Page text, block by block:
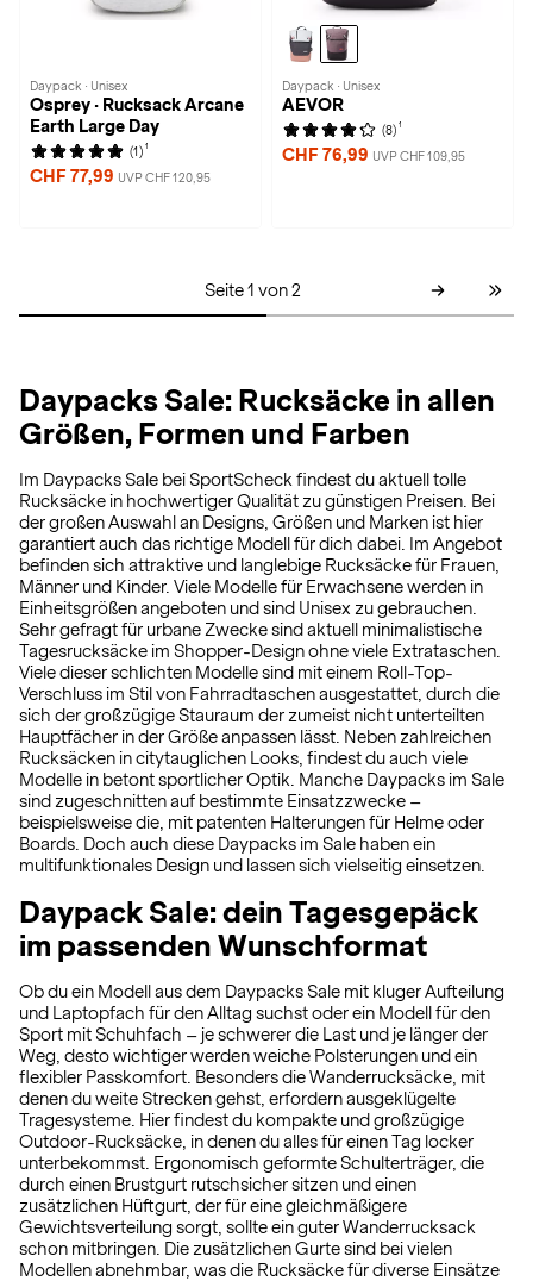
Daypack · Unisex
Osprey · Rucksack Arcane
Earth Large Day
(1) 1
CHF 77,99 UVP CHF 120,95
Daypack · Unisex
AEVOR
(8) 1
CHF 76,99 UVP CHF 109,95
Seite 1 von 2
Daypacks Sale: Rucksäcke in allen
Größen, Formen und Farben
Im Daypacks Sale bei SportScheck findest du aktuell tolle
Rucksäcke in hochwertiger Qualität zu günstigen Preisen. Bei
der großen Auswahl an Designs, Größen und Marken ist hier
garantiert auch das richtige Modell für dich dabei. Im Angebot
befinden sich attraktive und langlebige Rucksäcke für Frauen,
Männer und Kinder. Viele Modelle für Erwachsene werden in
Einheitsgrößen angeboten und sind Unisex zu gebrauchen.
Sehr gefragt für urbane Zwecke sind aktuell minimalistische
Tagesrucksäcke im Shopper-Design ohne viele Extrataschen.
Viele dieser schlichten Modelle sind mit einem Roll-Top-
Verschluss im Stil von Fahrradtaschen ausgestattet, durch die
sich der großzügige Stauraum der zumeist nicht unterteilten
Hauptfächer in der Größe anpassen lässt. Neben zahlreichen
Rucksäcken in citytauglichen Looks, findest du auch viele
Modelle in betont sportlicher Optik. Manche Daypacks im Sale
sind zugeschnitten auf bestimmte Einsatzzwecke –
beispielsweise die, mit patenten Halterungen für Helme oder
Boards. Doch auch diese Daypacks im Sale haben ein
multifunktionales Design und lassen sich vielseitig einsetzen.
Daypack Sale: dein Tagesgepäck
im passenden Wunschformat
Ob du ein Modell aus dem Daypacks Sale mit kluger Aufteilung
und Laptopfach für den Alltag suchst oder ein Modell für den
Sport mit Schuhfach – je schwerer die Last und je länger der
Weg, desto wichtiger werden weiche Polsterungen und ein
flexibler Passkomfort. Besonders die Wanderrucksäcke, mit
denen du weite Strecken gehst, erfordern ausgeklügelte
Tragesysteme. Hier findest du kompakte und großzügige
Outdoor-Rucksäcke, in denen du alles für einen Tag locker
unterbekommst. Ergonomisch geformte Schulterträger, die
durch einen Brustgurt rutschsicher sitzen und einen
zusätzlichen Hüftgurt, der für eine gleichmäßigere
Gewichtsverteilung sorgt, sollte ein guter Wanderrucksack
schon mitbringen. Die zusätzlichen Gurte sind bei vielen
Modellen abnehmbar, was die Rucksäcke für diverse Einsätze